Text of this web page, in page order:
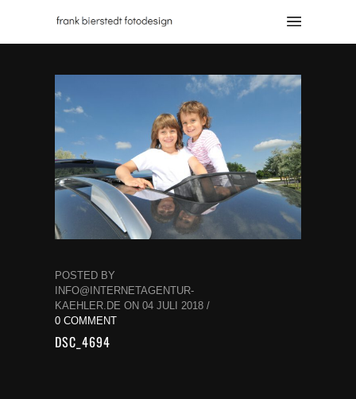
POSTED BY
INFO@INTERNETAGENTUR-
KAEHLER.DE ON 04 JULI 2018 /
0 COMMENT
DSC_4694